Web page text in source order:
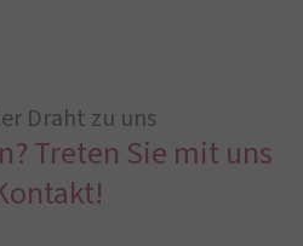
Draht zu uns
Treten Sie mit uns